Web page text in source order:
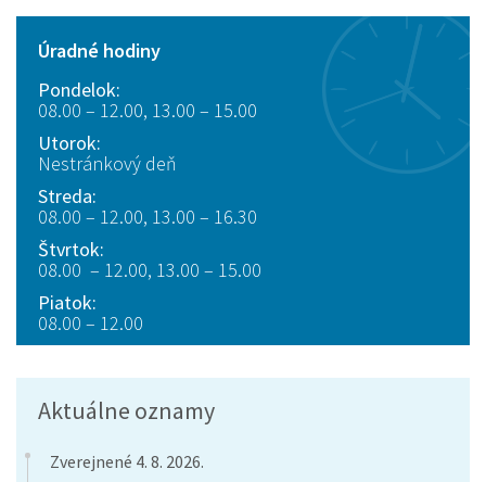
Úradné hodiny
Pondelok:
08.00 – 12.00, 13.00 – 15.00
Utorok:
Nestránkový deň
Streda:
08.00 – 12.00, 13.00 – 16.30
Štvrtok:
08.00 – 12.00, 13.00 – 15.00
Piatok:
08.00 – 12.00
Aktuálne oznamy
Zverejnené 4. 8. 2026.